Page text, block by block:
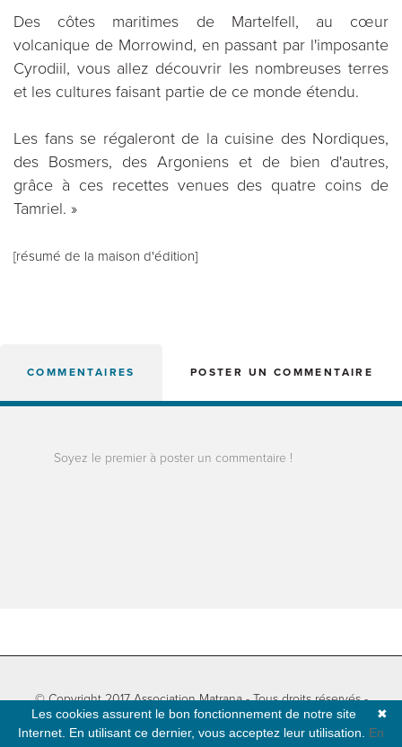
Des côtes maritimes de Martelfell, au cœur
volcanique de Morrowind, en passant par l'imposante
Cyrodiil, vous allez découvrir les nombreuses terres
et les cultures faisant partie de ce monde étendu.
Les fans se régaleront de la cuisine des Nordiques,
des Bosmers, des Argoniens et de bien d'autres,
grâce à ces recettes venues des quatre coins de
Tamriel. »
[résumé de la maison d'édition]
COMMENTAIRES POSTER UN COMMENTAIRE
Soyez le premier à poster un commentaire !
© Copyright 2017 Association Matrana - Tous droits réservés -
Informations légales- Plan du site- Développé parNatural-net
✖
Les cookies assurent le bon fonctionnement de notre site
Internet. En utilisant ce dernier, vous acceptez leur utilisation. En